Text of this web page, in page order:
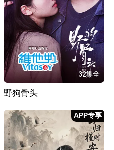
32集全
野狗骨头
APP专享